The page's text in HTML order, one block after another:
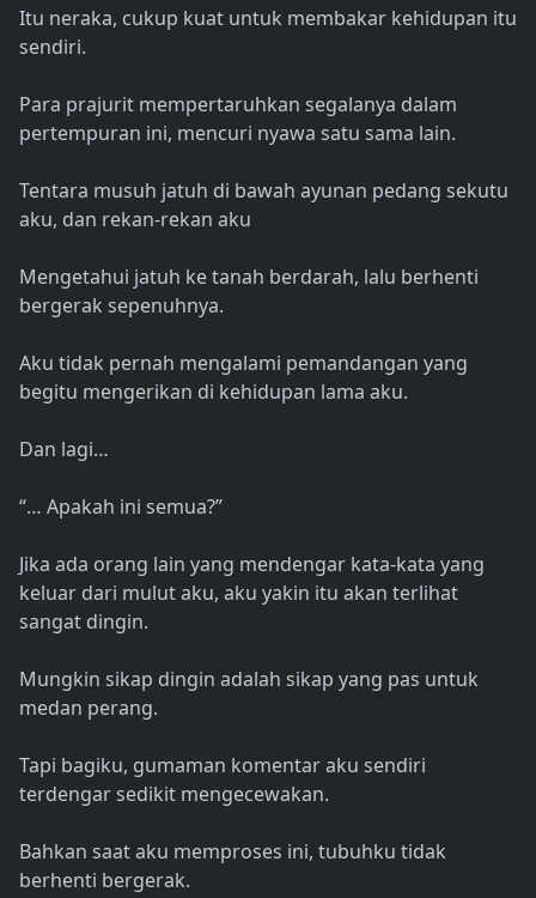
Itu neraka, cukup kuat untuk membakar kehidupan itu
sendiri.
Para prajurit mempertaruhkan segalanya dalam
pertempuran ini, mencuri nyawa satu sama lain.
Tentara musuh jatuh di bawah ayunan pedang sekutu
aku, dan rekan-rekan aku
Mengetahui jatuh ke tanah berdarah, lalu berhenti
bergerak sepenuhnya.
Aku tidak pernah mengalami pemandangan yang
begitu mengerikan di kehidupan lama aku.
Dan lagi…
“… Apakah ini semua?”
Jika ada orang lain yang mendengar kata-kata yang
keluar dari mulut aku, aku yakin itu akan terlihat
sangat dingin.
Mungkin sikap dingin adalah sikap yang pas untuk
medan perang.
Tapi bagiku, gumaman komentar aku sendiri
terdengar sedikit mengecewakan.
Bahkan saat aku memproses ini, tubuhku tidak
berhenti bergerak.